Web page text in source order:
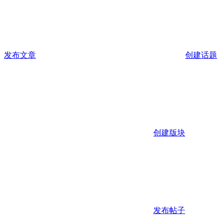
发布文章 创建话题
创建版块
发布帖子